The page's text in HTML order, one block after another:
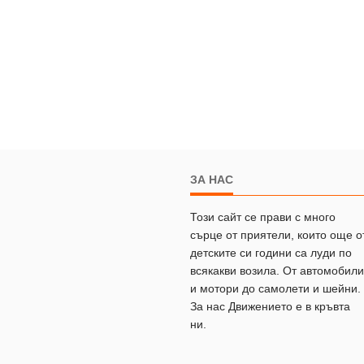
ЗА НАС
Този сайт се прави с много
сърце от приятели, които още
детските си години са луди по
всякакви возила. От автомобили
и мотори до самолети и шейни.
За нас Движението е в кръвта
ни.